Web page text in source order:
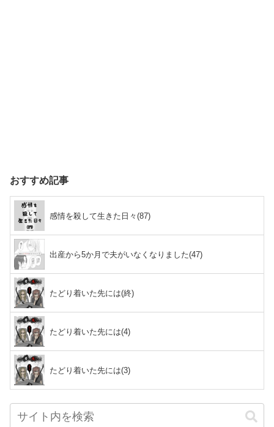
おすすめ記事
感情を殺して生きた日々(87)
出産から5か月で夫がいなくなりました(47)
たどり着いた先には(終)
たどり着いた先には(4)
たどり着いた先には(3)